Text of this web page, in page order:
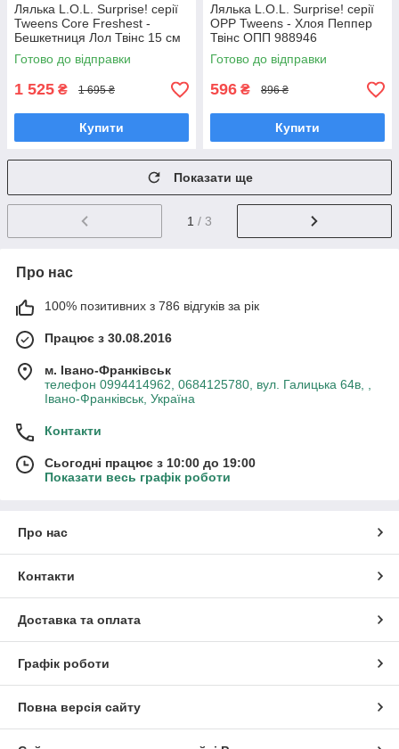
Лялька L.O.L. Surprise! серії
Tweens Core Freshest -
Бешкетниця Лол Твінс 15 см
542582
Готово до відправки
1 525 ₴ 1 695 ₴
Купити
Лялька L.O.L. Surprise! серії
OPP Tweens - Хлоя Пеппер
Твінс ОПП 988946
Готово до відправки
596 ₴ 896 ₴
Купити
Показати ще
1 / 3
Про нас
100% позитивних з 786 відгуків за рік
Працює з 30.08.2016
м. Івано-Франківськ
телефон 0994414962, 0684125780, вул. Галицька 64в, ,
Івано-Франківськ, Україна
Контакти
Сьогодні працює з 10:00 до 19:00
Показати весь графік роботи
Про нас
Контакти
Доставка та оплата
Графік роботи
Повна версія сайту